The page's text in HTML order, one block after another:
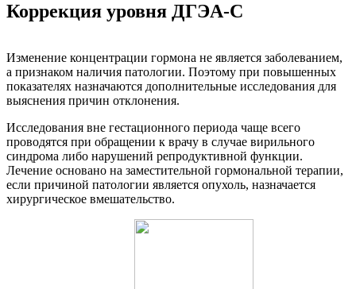
Коррекция уровня ДГЭА-С
Изменение концентрации гормона не является заболеванием,
а признаком наличия патологии. Поэтому при повышенных
показателях назначаются дополнительные исследования для
выяснения причин отклонения.
Исследования вне гестационного периода чаще всего
проводятся при обращении к врачу в случае вирильного
синдрома либо нарушений репродуктивной функции.
Лечение основано на заместительной гормональной терапии,
если причиной патологии является опухоль, назначается
хирургическое вмешательство.